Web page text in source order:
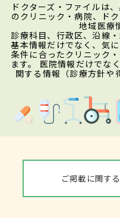
ドクターズ・ファイルは
のクリニック・病院、ド
地域医療
診療科目、行政区、沿線
基本情報だけでなく、気
条件に合ったクリニック
ます。 医院情報だけでな
関する情報（診療方針や
ご掲載に関す